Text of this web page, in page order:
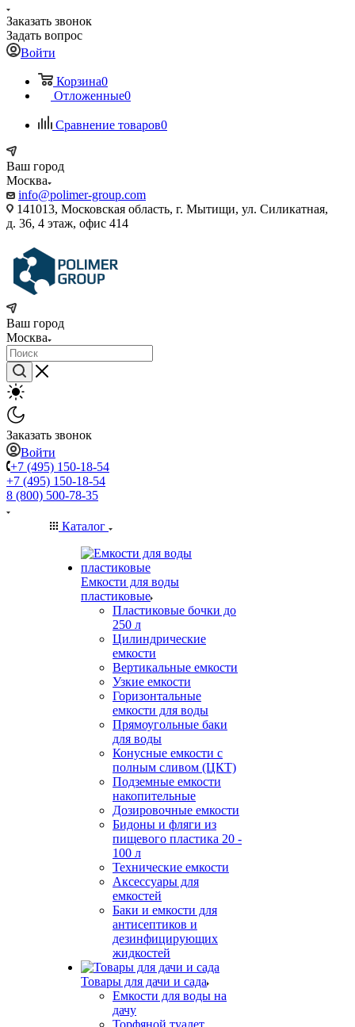
Заказать звонок
Задать вопрос
Войти
Корзина0
Отложенные0
Сравнение товаров0
Ваш город
Москва
info@polimer-group.com
141013, Московская область, г. Мытищи, ул. Силикатная,
д. 36, 4 этаж, офис 414
Ваш город
Москва
Заказать звонок
Войти
+7 (495) 150-18-54
+7 (495) 150-18-54
8 (800) 500-78-35
Каталог
Емкости для воды
пластиковые
Пластиковые бочки до
250 л
Цилиндрические
емкости
Вертикальные емкости
Узкие емкости
Горизонтальные
емкости для воды
Прямоугольные баки
для воды
Конусные емкости с
полным сливом (ЦКТ)
Подземные емкости
накопительные
Дозировочные емкости
Бидоны и фляги из
пищевого пластика 20 -
100 л
Технические емкости
Аксессуары для
емкостей
Баки и емкости для
антисептиков и
дезинфицирующих
жидкостей
Товары для дачи и сада
Емкости для воды на
дачу
Торфяной туалет